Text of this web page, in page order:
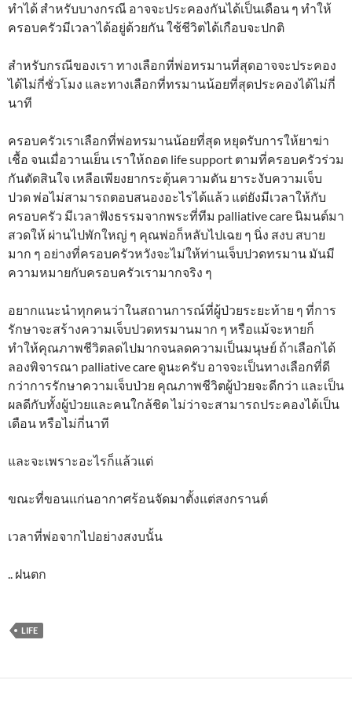
ทำได้ สำหรับบางกรณี อาจจะประคองกันได้เป็นเดือน ๆ ทำให้
ครอบครัวมีเวลาได้อยู่ด้วยกัน ใช้ชีวิตได้เกือบจะปกติ
สำหรับกรณีของเรา ทางเลือกที่พ่อทรมานที่สุดอาจจะประคอง
ได้ไม่กี่ชั่วโมง และทางเลือกที่ทรมานน้อยที่สุดประคองได้ไม่กี่
นาที
ครอบครัวเราเลือกที่พ่อทรมานน้อยที่สุด หยุดรับการให้ยาฆ่า
เชื้อ จนเมื่อวานเย็น เราให้ถอด life support ตามที่ครอบครัวร่วม
กันตัดสินใจ เหลือเพียงยากระตุ้นความดัน ยาระงับความเจ็บ
ปวด พ่อไม่สามารถตอบสนองอะไรได้แล้ว แต่ยังมีเวลาให้กับ
ครอบครัว มีเวลาฟังธรรมจากพระที่ทีม palliative care นิมนต์มา
สวดให้ ผ่านไปพักใหญ่ ๆ คุณพ่อก็หลับไปเฉย ๆ นิ่ง สงบ สบาย
มาก ๆ อย่างที่ครอบครัวหวังจะไม่ให้ท่านเจ็บปวดทรมาน มันมี
ความหมายกับครอบครัวเรามากจริง ๆ
อยากแนะนำทุกคนว่าในสถานการณ์ที่ผู้ป่วยระยะท้าย ๆ ที่การ
รักษาจะสร้างความเจ็บปวดทรมานมาก ๆ หรือแม้จะหายก็
ทำให้คุณภาพชีวิตลดไปมากจนลดความเป็นมนุษย์ ถ้าเลือกได้
ลองพิจารณา palliative care ดูนะครับ อาจจะเป็นทางเลือกที่ดี
กว่าการรักษาความเจ็บป่วย คุณภาพชีวิตผู้ป่วยจะดีกว่า และเป็น
ผลดีกับทั้งผู้ป่วยและคนใกล้ชิด ไม่ว่าจะสามารถประคองได้เป็น
เดือน หรือไม่กี่นาที
และจะเพราะอะไรก็แล้วแต่
ขณะที่ขอนแก่นอากาศร้อนจัดมาตั้งแต่สงกรานต์
เวลาที่พ่อจากไปอย่างสงบนั้น
.. ฝนตก
LIFE